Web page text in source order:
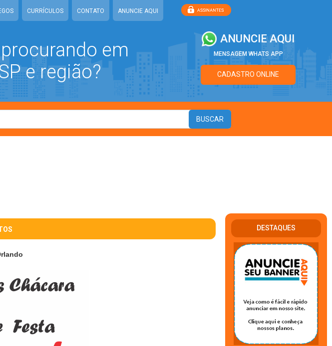
CURRÍCULOS CONTATO ANUNCIE AQUI
em
e região?
ANUNCIE AQUI
MENSAGEM WHATS APP
CADASTRO ONLINE
DESTAQUES